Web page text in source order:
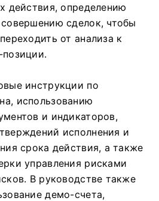
действия, определению
сделок, чтобы
от анализа к
инструкции по
использованию
и индикаторов,
исполнения и
срока действия, а также
управления рисками
В руководстве также
демо-счета,